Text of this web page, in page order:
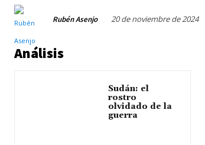
Rubén Asenjo 20 de noviembre de 2024
Análisis
Sudán: el
rostro
olvidado de la
guerra